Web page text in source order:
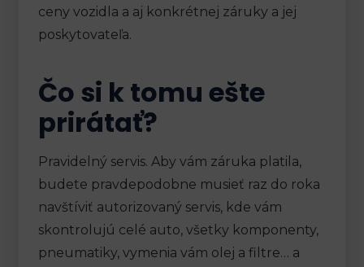
ceny vozidla a aj konkrétnej záruky a jej
poskytovateľa.
Čo si k tomu ešte
prirátať?
Pravidelný servis. Aby vám záruka platila,
budete pravdepodobne musieť raz do roka
navštíviť autorizovaný servis, kde vám
skontrolujú celé auto, všetky komponenty,
pneumatiky, vymenia vám olej a filtre… a